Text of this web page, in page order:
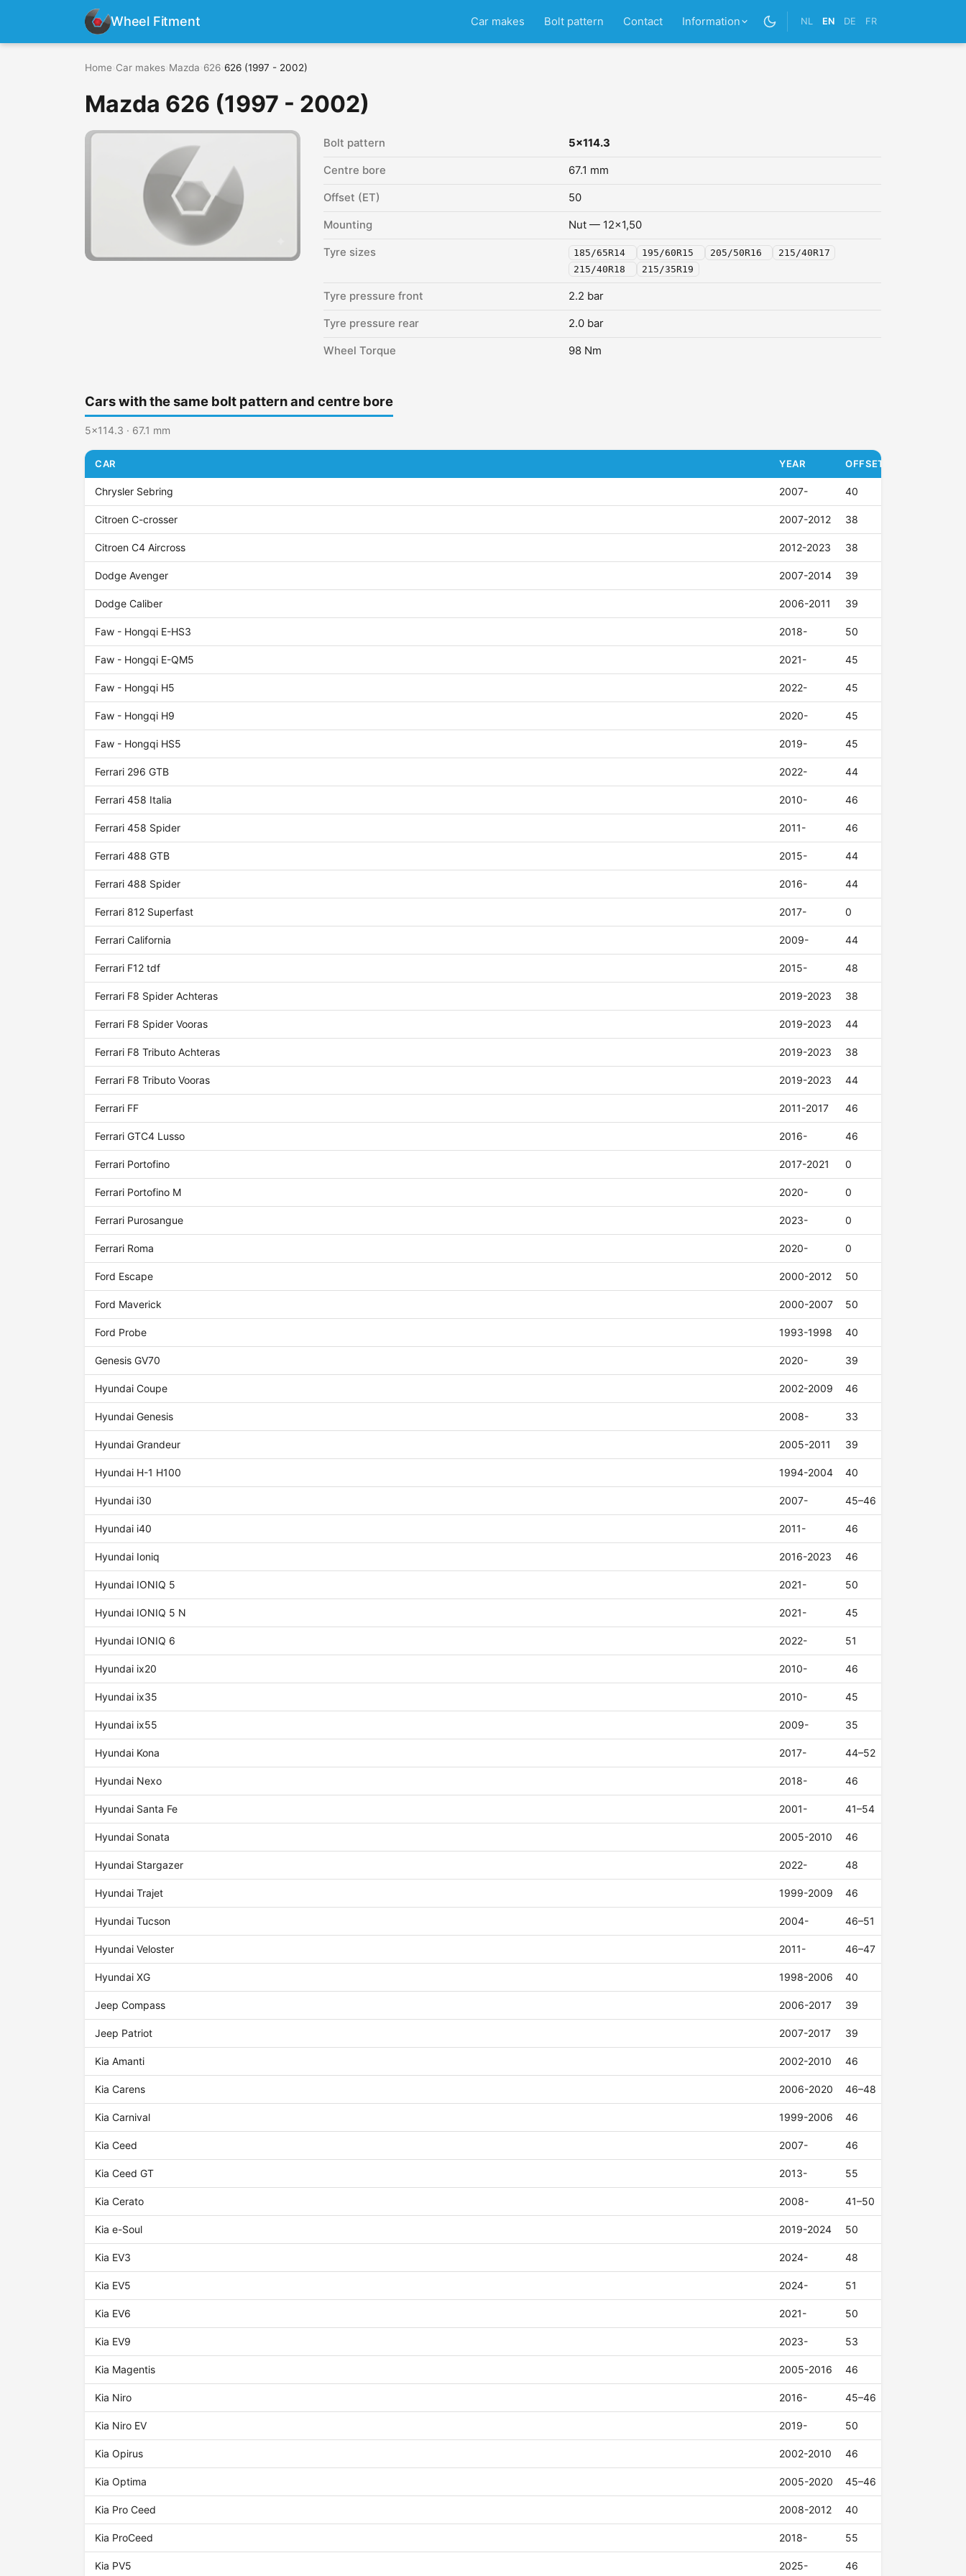
Wheel Fitment Car makes Bolt pattern Contact Information NL EN DE FR
Home Car makes Mazda 626 626 (1997 - 2002)
Mazda 626 (1997 - 2002)
Bolt pattern 5x114.3
Centre bore 67.1 mm
Offset (ET) 50
Mounting Nut — 12x1,50
Tyre sizes 185/65R14 195/60R15 205/50R16
215/40R17
215/40R18
215/35R19
Tyre pressure front 2.2 bar
Tyre pressure rear 2.0 bar
Wheel Torque 98 Nm
Cars with the same bolt pattern and centre bore
5x114.3 · 67.1 mm
CAR YEAR OFFSET (ET)
Chrysler Sebring 2007- 40
Citroen C-crosser 2007-2012 38
Citroen C4 Aircross 2012-2023 38
Dodge Avenger 2007-2014 39
Dodge Caliber 2006-2011 39
Faw - Hongqi E-HS3 2018- 50
Faw - Hongqi E-QM5 2021- 45
Faw - Hongqi H5 2022- 45
Faw - Hongqi H9 2020- 45
Faw - Hongqi HS5 2019- 45
Ferrari 296 GTB 2022- 44
Ferrari 458 Italia 2010- 46
Ferrari 458 Spider 2011- 46
Ferrari 488 GTB 2015- 44
Ferrari 488 Spider 2016- 44
Ferrari 812 Superfast 2017- 0
Ferrari California 2009- 44
Ferrari F12 tdf 2015- 48
Ferrari F8 Spider Achteras 2019-2023 38
Ferrari F8 Spider Vooras 2019-2023 44
Ferrari F8 Tributo Achteras 2019-2023 38
Ferrari F8 Tributo Vooras 2019-2023 44
Ferrari FF 2011-2017 46
Ferrari GTC4 Lusso 2016- 46
Ferrari Portofino 2017-2021 0
Ferrari Portofino M 2020- 0
Ferrari Purosangue 2023- 0
Ferrari Roma 2020- 0
Ford Escape 2000-2012 50
Ford Maverick 2000-2007 50
Ford Probe 1993-1998 40
Genesis GV70 2020- 39
Hyundai Coupe 2002-2009 46
Hyundai Genesis 2008- 33
Hyundai Grandeur 2005-2011 39
Hyundai H-1 H100 1994-2004 40
Hyundai i30 2007- 45–46
Hyundai i40 2011- 46
Hyundai Ioniq 2016-2023 46
Hyundai IONIQ 5 2021- 50
Hyundai IONIQ 5 N 2021- 45
Hyundai IONIQ 6 2022- 51
Hyundai ix20 2010- 46
Hyundai ix35 2010- 45
Hyundai ix55 2009- 35
Hyundai Kona 2017- 44–52
Hyundai Nexo 2018- 46
Hyundai Santa Fe 2001- 41–54
Hyundai Sonata 2005-2010 46
Hyundai Stargazer 2022- 48
Hyundai Trajet 1999-2009 46
Hyundai Tucson 2004- 46–51
Hyundai Veloster 2011- 46–47
Hyundai XG 1998-2006 40
Jeep Compass 2006-2017 39
Jeep Patriot 2007-2017 39
Kia Amanti 2002-2010 46
Kia Carens 2006-2020 46–48
Kia Carnival 1999-2006 46
Kia Ceed 2007- 46
Kia Ceed GT 2013- 55
Kia Cerato 2008- 41–50
Kia e-Soul 2019-2024 50
Kia EV3 2024- 48
Kia EV5 2024- 51
Kia EV6 2021- 50
Kia EV9 2023- 53
Kia Magentis 2005-2016 46
Kia Niro 2016- 45–46
Kia Niro EV 2019- 50
Kia Opirus 2002-2010 46
Kia Optima 2005-2020 45–46
Kia Pro Ceed 2008-2012 40
Kia ProCeed 2018- 55
Kia PV5 2025- 46